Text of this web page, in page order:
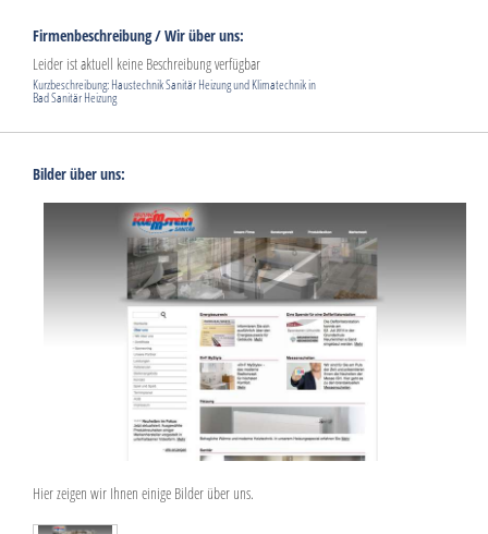
Firmenbeschreibung / Wir über uns:
Leider ist aktuell keine Beschreibung verfügbar
Kurzbeschreibung: Haustechnik Sanitär Heizung und Klimatechnik in
Bad Sanitär Heizung
Bilder über uns:
Hier zeigen wir Ihnen einige Bilder über uns.